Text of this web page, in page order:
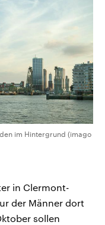
im Hintergrund (imago
in Clermont-
der Männer dort
sollen